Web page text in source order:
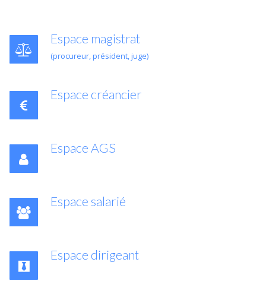
Espace magistrat
(procureur, président, juge)
Espace créancier
Espace AGS
Espace salarié
Espace dirigeant